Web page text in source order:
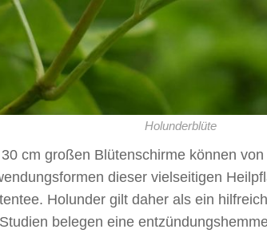
Holunderblüte
cm großen Blütenschirme können
dieser vielseitigen
Holunder gilt daher als ein
belegen eine